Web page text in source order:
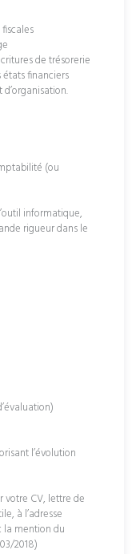
de trésorerie
financiers
(ou
informatique,
rigueur dans le
l’évolution
votre CV, lettre de
à l’adresse
la mention du
2018)